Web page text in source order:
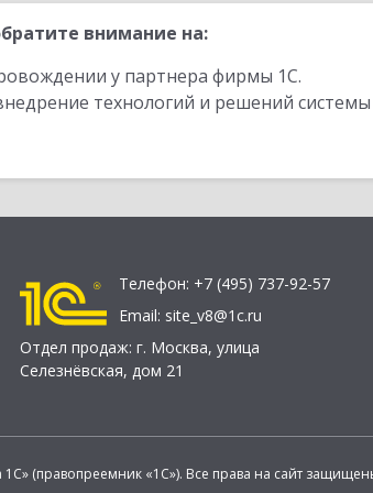
внимание на:
у партнера фирмы 1С.
технологий и решений
Телефон: +7 (495) 737-92-57
Email: site_v8@1c.ru
Отдел продаж: г. Москва, улица
Селезнёвская, дом 21
(правопреемник «1С»). Все права на сайт